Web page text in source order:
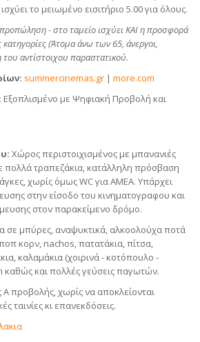
το μειωμένο εισιτήριο 5.00 για όλους.
- στο ταμείο ισχύει ΚΑΙ η προσφορά
κατηγορίες (Άτομα άνω των 65, άνεργοι,
του αντίστοιχου παραστατικού.
summercinemas.gr | more.com
Εξοπλισμένο με Ψηφιακή Προβολή και
Χώρος περιστοιχισμένος με μπανανιές
πολλά τραπεζάκια, κατάλληλη πρόσβαση
χωρίς όμως WC για ΑΜΕΑ. Υπάρχει
στην είσοδο του κινηματογραφου και
στον παρακείμενο δρόμο.
σε μπύρες, αναψυκτικά, αλκοολούχα ποτά
κορν, nachos, πατατάκια, πίτσα,
καλαμάκια (χοιρινά - κοτόπουλο -
και πολλές γεύσεις παγωτών.
Α προβολής, χωρίς να αποκλείονται
ταινίες κι επανεκδόσεις.